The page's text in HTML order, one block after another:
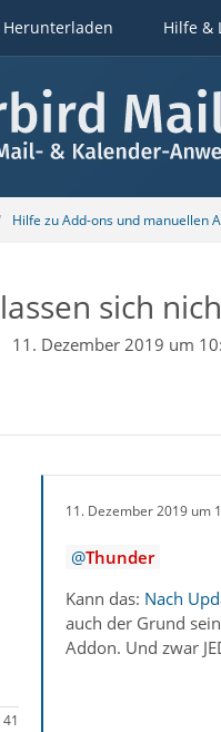
Herunterladen Hilfe &
Hilfe zu Add-ons und manuellen
sich
11. Dezember 2019 um
41
11. Dezember 2019 um
Thunder
Kann das: Nach
auch der Grund
Addon. Und zwar